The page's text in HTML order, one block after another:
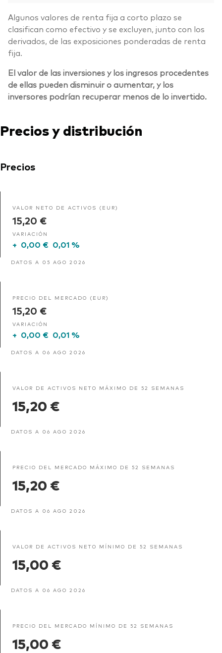
Algunos valores de renta fija a corto plazo se
clasifican como efectivo y se excluyen, junto con los
derivados, de las exposiciones ponderadas de renta
fija.
El valor de las inversiones y los ingresos procedentes
de ellas pueden disminuir o aumentar, y los
inversores podrían recuperar menos de lo invertido.
Precios y distribución
Precios
VALOR NETO DE ACTIVOS (EUR)
15,20 €
VARIACIÓN
+ 0,00 € 0,01 %
DATOS A 05 AGO 2026
PRECIO DEL MERCADO (EUR)
15,20 €
VARIACIÓN
+ 0,00 € 0,01 %
DATOS A 06 AGO 2026
VALOR DE ACTIVOS NETO MÁXIMO DE 52 SEMANAS
15,20 €
DATOS A 06 AGO 2026
PRECIO DEL MERCADO MÁXIMO DE 52 SEMANAS
15,20 €
DATOS A 06 AGO 2026
VALOR DE ACTIVOS NETO MÍNIMO DE 52 SEMANAS
15,00 €
DATOS A 06 AGO 2026
PRECIO DEL MERCADO MÍNIMO DE 52 SEMANAS
15,00 €